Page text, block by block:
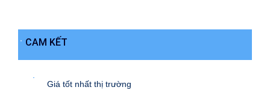
CAM KẾT
Giá tốt nhất thị trường